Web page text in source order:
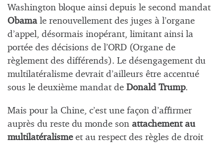
Washington bloque ainsi depuis le second mandat
Obama le renouvellement des juges à l’organe
d’appel, désormais inopérant, limitant ainsi la
portée des décisions de l’ORD (Organe de
règlement des différends). Le désengagement du
multilatéralisme devrait d’ailleurs être accentué
sous le deuxième mandat de Donald Trump.
Mais pour la Chine, c’est une façon d’affirmer
auprès du reste du monde son attachement au
multilatéralismeet au respect des règles de droit